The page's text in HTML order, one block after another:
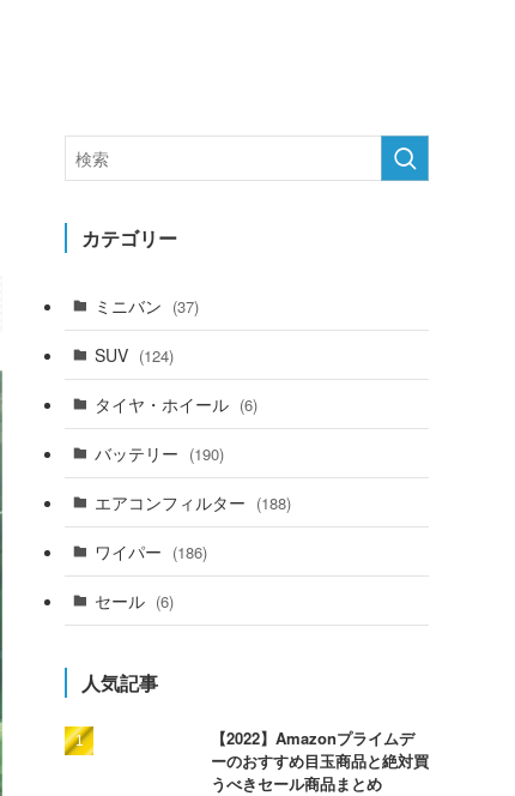
カテゴリー
ミニバン (37)
SUV (124)
タイヤ・ホイール (6)
バッテリー (190)
エアコンフィルター (188)
ワイパー (186)
セール (6)
人気記事
【2022】Amazonプライムデ
ーのおすすめ目玉商品と絶対買
うべきセール商品まとめ